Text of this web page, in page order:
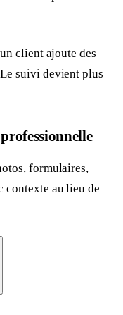
client ajoute des
Le suivi devient plus
formulaires,
contexte au lieu de